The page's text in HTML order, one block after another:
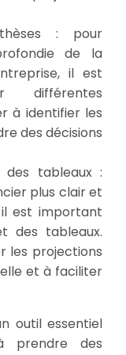
: pour
de la
il est
différentes
à identifier les
des décisions
des tableaux :
plus clair et
est important
des tableaux.
les projections
et à faciliter
outil essentiel
prendre des